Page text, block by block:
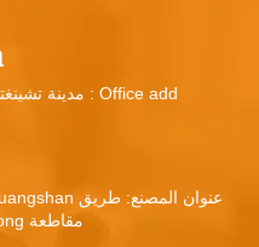
Office add : مدينة تشينغتشو، مقاطعة شاندونغ، الصين
مقاطعة Shandong، الصين